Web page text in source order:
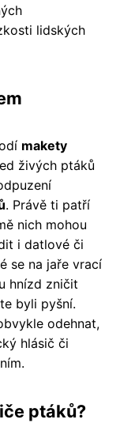
lidských
makety
živých ptáků
. Právě ti patří
nich mohou
i datlové či
se na jaře vrací
hnízd zničit
byli pyšní.
odehnat,
hlásič či
ptáků?